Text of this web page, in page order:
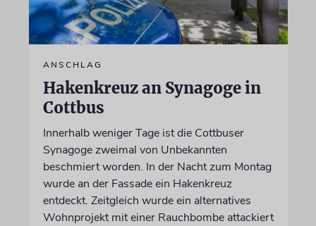
ANSCHLAG
Hakenkreuz an Synagoge in
Cottbus
Innerhalb weniger Tage ist die Cottbuser
Synagoge zweimal von Unbekannten
beschmiert worden. In der Nacht zum Montag
wurde an der Fassade ein Hakenkreuz
entdeckt. Zeitgleich wurde ein alternatives
Wohnprojekt mit einer Rauchbombe attackiert